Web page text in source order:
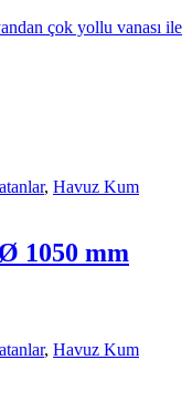
çok yollu vanası ile
, Havuz Kum
1050 mm
, Havuz Kum